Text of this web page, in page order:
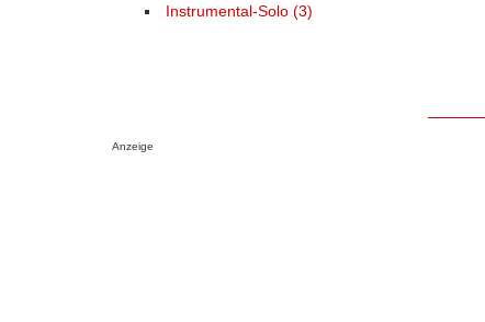
Instrumental-Solo (3)
Anzeige